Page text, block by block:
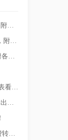
图片如何转换pdf文件？四种方法实测对比，附各场景最优选！
png照片如何转jpg文件？五种方法实测对比，附各场景最优选!！
PDF转JPG怎么操作？四种方法实测对比，附各场景最优选！
图片压缩怎么弄？五类方案实测对比，一张表看懂怎么选！
PDF转图片免费用：5种工具的文件限制和输出质量对比！
png是什么格式 怎么转jpg格式？5种安全免费转换方法全解析！